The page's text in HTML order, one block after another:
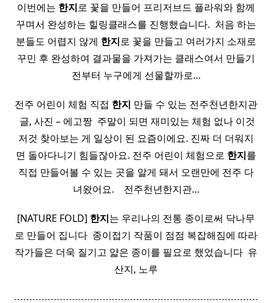
이번에는 한지로 꽃을 만들어 프리저브드 플라워와 함께
꾸며서 완성하는 힐링클래스를 진행했습니다. ​ 처음 하는
분들도 어렵지 않게 한지로 꽃을 만들고 여러가지 소재로
꾸민 후 완성하여 결과물을 가져가는 클래스여서 만들기
전부터 누구에게 선물할까로…
전주 어린이 체험 직접 한지 만들 수 있는 전주천년한지관​
​ 글, 사진 – 에고짱 ​ 주말이 되면 재미있는 체험 없나 이것
저것 찾아보는 게 일상이 된 요즘이에요. 진짜 더 더워지
면 돌아다니기 힘들잖아요. 전주 어린이 체험으로 한지를
직접 만들어볼 수 있는 곳을 알게 돼서 오랜만에 전주 다
녀왔어요. ​ ​ ​ 전주천년한지관…
[NATURE FOLD] 한지는 우리나의 전통 종이로써 닥나무
로 만들어 집니다 ​ 종이접기 작품이 점점 복잡해짐에 따라
작가들은 더욱 질기고 얇은 종이를 필요로 했었습니다 ​ 유
산지, 노루